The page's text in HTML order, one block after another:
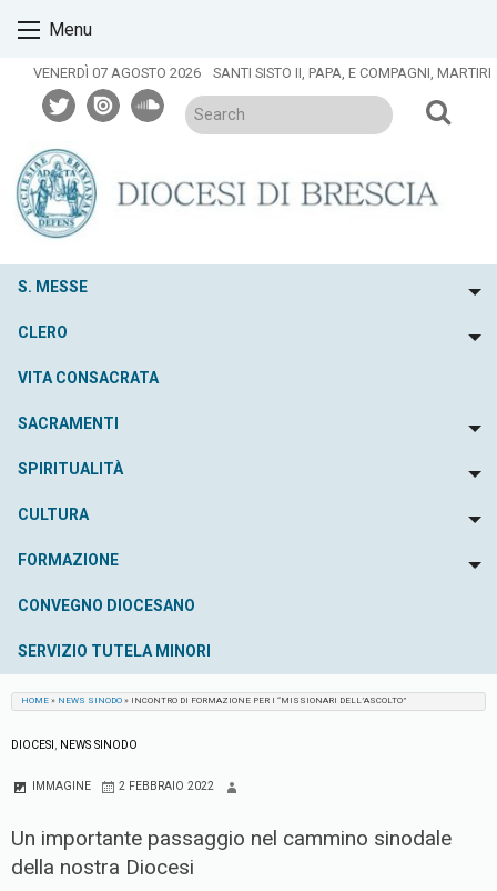
content
Menu
VENERDÌ 07 AGOSTO 2026 SANTI SISTO II, PAPA, E COMPAGNI, MARTIRI
twitterissuusoundcloud
S. MESSE
CLERO
VITA CONSACRATA
SACRAMENTI
SPIRITUALITÀ
CULTURA
FORMAZIONE
CONVEGNO DIOCESANO
SERVIZIO TUTELA MINORI
HOME » NEWS SINODO » INCONTRO DI FORMAZIONE PER I “MISSIONARI DELL’ASCOLTO”
DIOCESI, NEWS SINODO
IMMAGINE 2 FEBBRAIO 2022
Un importante passaggio nel cammino sinodale
della nostra Diocesi